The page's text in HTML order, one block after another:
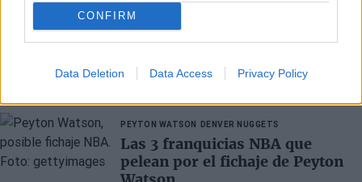
CONFIRM
Data Deletion Data Access Privacy Policy
Últimos artículos
PEYTON WATSON DENVER NUGGETS
Las 3 franquicias NBA que
pelean por el fichaje de Peyton